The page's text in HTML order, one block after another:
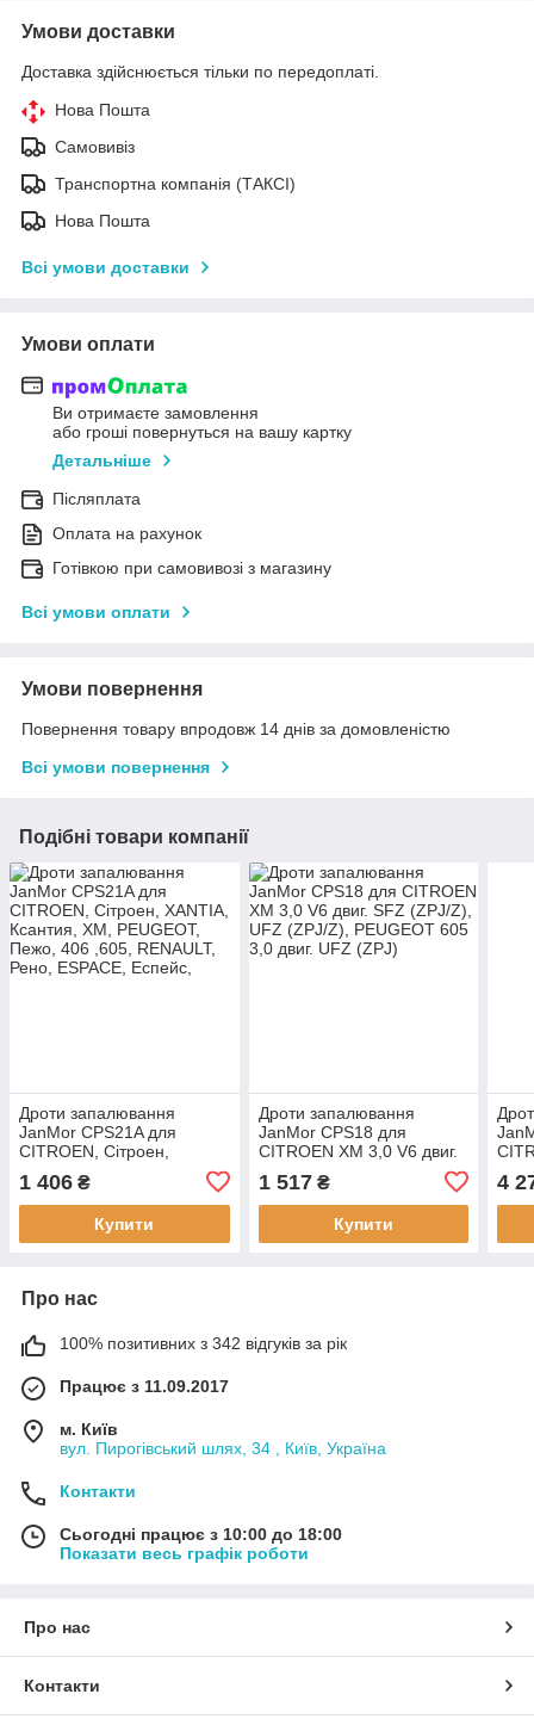
Умови доставки
Доставка здійснюється тільки по передоплаті.
Нова Пошта
Самовивіз
Транспортна компанія (ТАКСІ)
Нова Пошта
Всі умови доставки
Умови оплати
Ви отримаєте замовлення
або гроші повернуться на вашу картку
Детальніше
Післяплата
Оплата на рахунок
Готівкою при самовивозі з магазину
Всі умови оплати
Умови повернення
Повернення товару впродовж 14 днів за домовленістю
Всі умови повернення
Подібні товари компанії
Дроти запалювання
JanMor CPS21A для
CITROEN, Сітроен,
PEUGEOT, Пежо, 406
,605, RENAULT, Рено,
ESPACE, Еспейс,
1 406 ₴
Купити
Дроти запалювання
JanMor CPS18 для
CITROEN XM 3,0 V6 двиг.
SFZ (ZPJ/Z), UFZ (ZPJ/Z),
PEUGEOT 605 3,0 двиг.
UFZ (ZPJ)
1 517₴
Купити
3,0
4
Про нас
100% позитивних з 342 відгуків за рік
Працює з 11.09.2017
м. Київ
вул. Пирогівський шлях, 34 , Київ, Україна
Контакти
Сьогодні працює з 10:00 до 18:00
Показати весь графік роботи
Про нас
Контакти